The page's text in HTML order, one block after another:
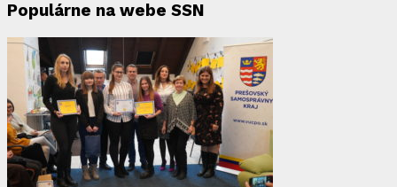
Populárne na webe SSN